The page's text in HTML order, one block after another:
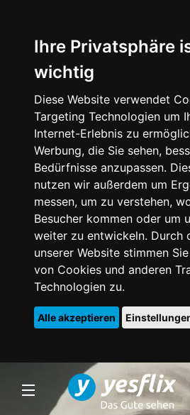
Ihre Privatsphäre
wichtig
Diese Website verwendet
Targeting Technologien um
Internet-Erlebnis zu
Werbung, die Sie sehen,
Bedürfnisse anzupassen.
nutzen wir außerdem um
messen, um zu verstehen,
Besucher kommen oder um
weiter zu entwickeln. Durch
unserer Website stimmen
von Cookies und anderen
Technologien zu.
Alle akzeptieren